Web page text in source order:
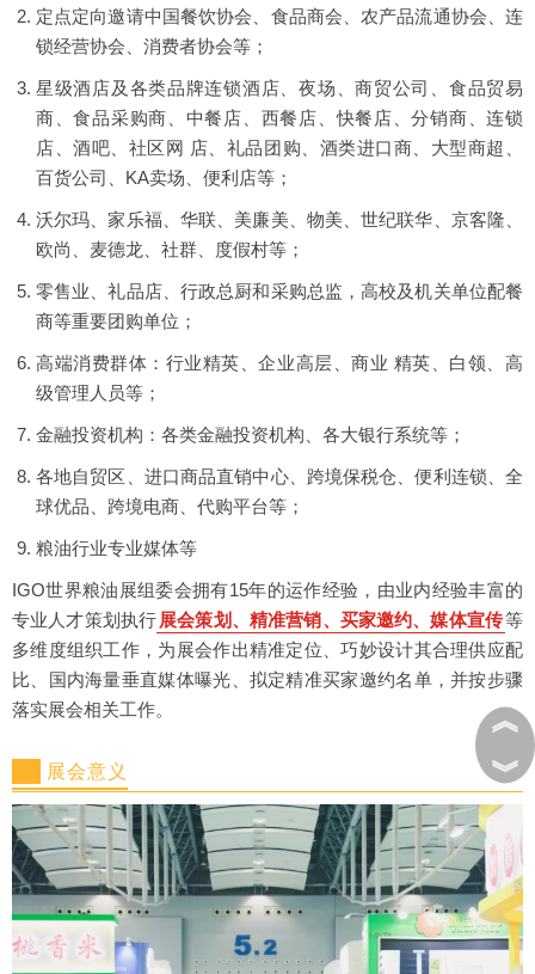
定点定向邀请中国餐饮协会、食品商会、农产品流通协会、连
锁经营协会、消费者协会等；
星级酒店及各类品牌连锁酒店、夜场、商贸公司、食品贸易
商、食品采购商、中餐店、西餐店、快餐店、分销商、连锁
店、酒吧、社区网 店、礼品团购、酒类进口商、大型商超、
百货公司、KA卖场、便利店等；
沃尔玛、家乐福、华联、美廉美、物美、世纪联华、京客隆、
欧尚、麦德龙、社群、度假村等；
零售业、礼品店、行政总厨和采购总监，高校及机关单位配餐
商等重要团购单位；
高端消费群体：行业精英、企业高层、商业 精英、白领、高
级管理人员等；
金融投资机构：各类金融投资机构、各大银行系统等；
各地自贸区、进口商品直销中心、跨境保税仓、便利连锁、全
球优品、跨境电商、代购平台等；
粮油行业专业媒体等
IGO世界粮油展组委会拥有15年的运作经验，由业内经验丰富的
专业人才策划执行 展会策划、精准营销、买家邀约、媒体宣传等
多维度组织工作，为展会作出精准定位、巧妙设计其合理供应配
比、国内海量垂直媒体曝光、拟定精准买家邀约名单，并按步骤
落实展会相关工作。
展会意义
︽
︾